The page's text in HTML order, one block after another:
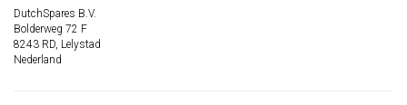
DutchSpares B.V.
Bolderweg 72 F
8243 RD, Lelystad
Nederland